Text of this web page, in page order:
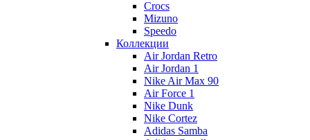
Crocs
Mizuno
Speedo
Коллекции
Air Jordan Retro
Air Jordan 1
Nike Air Max 90
Air Force 1
Nike Dunk
Nike Cortez
Adidas Samba